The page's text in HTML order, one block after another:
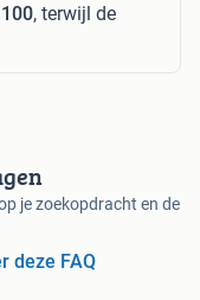
, terwijl de
je zoekopdracht en de
deze FAQ